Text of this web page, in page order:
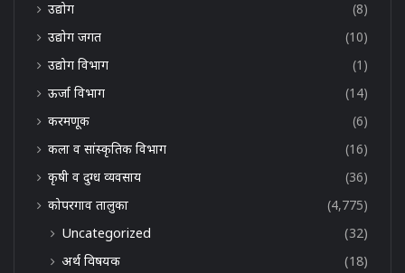
उद्योग
(8)
उद्योग जगत
(10)
उद्योग विभाग
(1)
ऊर्जा विभाग
(14)
करमणूक
(6)
कला व सांस्कृतिक विभाग
(16)
कृषी व दुग्ध व्यवसाय
(36)
कोपरगाव तालुका
(4,775)
Uncategorized
(32)
अर्थ विषयक
(18)